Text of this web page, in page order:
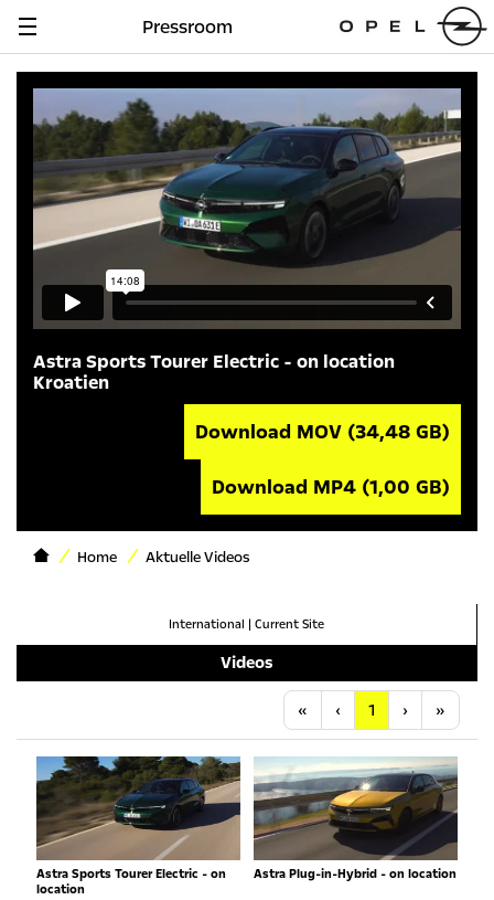
Navigation
Pressroom
Astra Sports Tourer Electric - on location
Kroatien
Download MOV (34,48 GB)
Download MP4 (1,00 GB)
Home Aktuelle Videos
International | Current Site
Videos
« Anfang
‹ Vorherige
1 ›Nächste
»
Astra Sports Tourer Electric - on
location
Astra Plug-in-Hybrid - on location